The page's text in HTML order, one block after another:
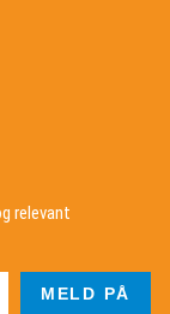
relevant
MELD PÅ